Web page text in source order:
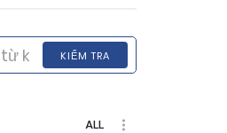
KIỂM TRA
ALL